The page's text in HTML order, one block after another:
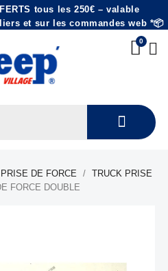
tous les 250€ – valable
et sur les commandes web *📦
DE FORCE
TRUCK PRISE
FORCE DOUBLE